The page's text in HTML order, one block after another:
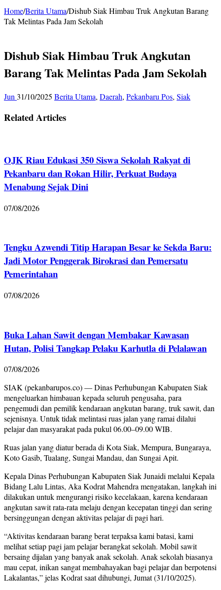
Home/Berita Utama/Dishub Siak Himbau Truk Angkutan Barang
Tak Melintas Pada Jam Sekolah
Dishub Siak Himbau Truk Angkutan
Barang Tak Melintas Pada Jam Sekolah
Jun 31/10/2025 Berita Utama, Daerah, Pekanbaru Pos, Siak
Related Articles
OJK Riau Edukasi 350 Siswa Sekolah Rakyat di
Pekanbaru dan Rokan Hilir, Perkuat Budaya
Menabung Sejak Dini
07/08/2026
Tengku Azwendi Titip Harapan Besar ke Sekda Baru:
Jadi Motor Penggerak Birokrasi dan Pemersatu
Pemerintahan
07/08/2026
Buka Lahan Sawit dengan Membakar Kawasan
Hutan, Polisi Tangkap Pelaku Karhutla di Pelalawan
07/08/2026
SIAK (pekanbarupos.co) — Dinas Perhubungan Kabupaten Siak
mengeluarkan himbauan kepada seluruh pengusaha, para
pengemudi dan pemilik kendaraan angkutan barang, truk sawit, dan
sejenisnya. Untuk tidak melintasi ruas jalan yang ramai dilalui
pelajar dan masyarakat pada pukul 06.00–09.00 WIB.
Ruas jalan yang diatur berada di Kota Siak, Mempura, Bungaraya,
Koto Gasib, Tualang, Sungai Mandau, dan Sungai Apit.
Kepala Dinas Perhubungan Kabupaten Siak Junaidi melalui Kepala
Bidang Lalu Lintas, Aka Kodrat Mahendra mengatakan, langkah ini
dilakukan untuk mengurangi risiko kecelakaan, karena kendaraan
angkutan sawit rata-rata melaju dengan kecepatan tinggi dan sering
bersinggungan dengan aktivitas pelajar di pagi hari.
“Aktivitas kendaraan barang berat terpaksa kami batasi, kami
melihat setiap pagi jam pelajar berangkat sekolah. Mobil sawit
bersaing dijalan yang banyak anak sekolah. Anak sekolah biasanya
mau cepat, inikan sangat membahayakan bagi pelajar dan berpotensi
Lakalantas,” jelas Kodrat saat dihubungi, Jumat (31/10/2025).